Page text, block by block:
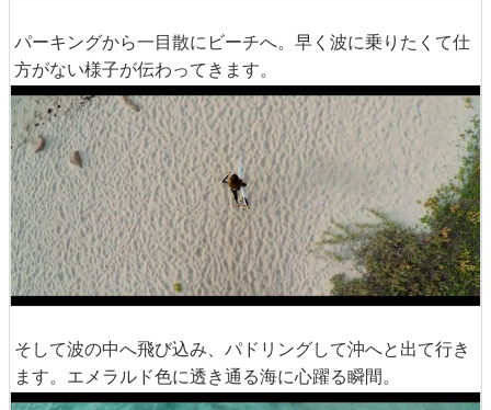
パーキングから一目散にビーチへ。早く波に乗りたくて仕
方がない様子が伝わってきます。
そして波の中へ飛び込み、パドリングして沖へと出て行き
ます。エメラルド色に透き通る海に心躍る瞬間。